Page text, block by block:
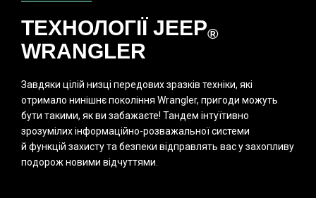
ТЕХНОЛОГІЇ JEEP®
WRANGLER
Завдяки цілій низці передових зразків техніки, які
отримало нинішнє покоління Wrangler, пригоди можуть
бути такими, як ви забажаєте! Тандем інтуїтивно
зрозумілих інформаційно-розважальної системи
й функцій захисту та безпеки відправлять вас у захопливу
подорож новими відчуттями.